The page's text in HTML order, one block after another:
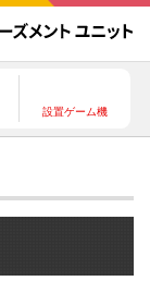
設置ゲーム機